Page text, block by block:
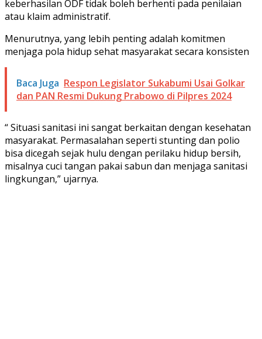
keberhasilan ODF tidak boleh berhenti pada penilaian
atau klaim administratif.
Menurutnya, yang lebih penting adalah komitmen
menjaga pola hidup sehat masyarakat secara konsisten
Baca Juga Respon Legislator Sukabumi Usai Golkar
dan PAN Resmi Dukung Prabowo di Pilpres 2024
“ Situasi sanitasi ini sangat berkaitan dengan kesehatan
masyarakat. Permasalahan seperti stunting dan polio
bisa dicegah sejak hulu dengan perilaku hidup bersih,
misalnya cuci tangan pakai sabun dan menjaga sanitasi
lingkungan,” ujarnya.